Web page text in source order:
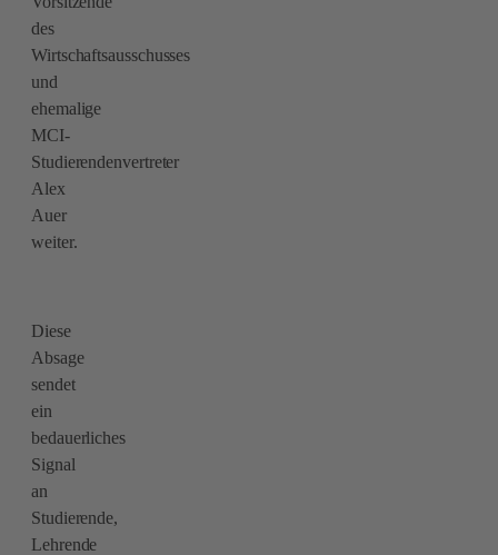
des
Wirtschaftsausschusses
und
ehemalige
MCI-
Studierendenvertreter
Alex
Auer
weiter.
Diese
Absage
sendet
ein
bedauerliches
Signal
an
Studierende,
Lehrende